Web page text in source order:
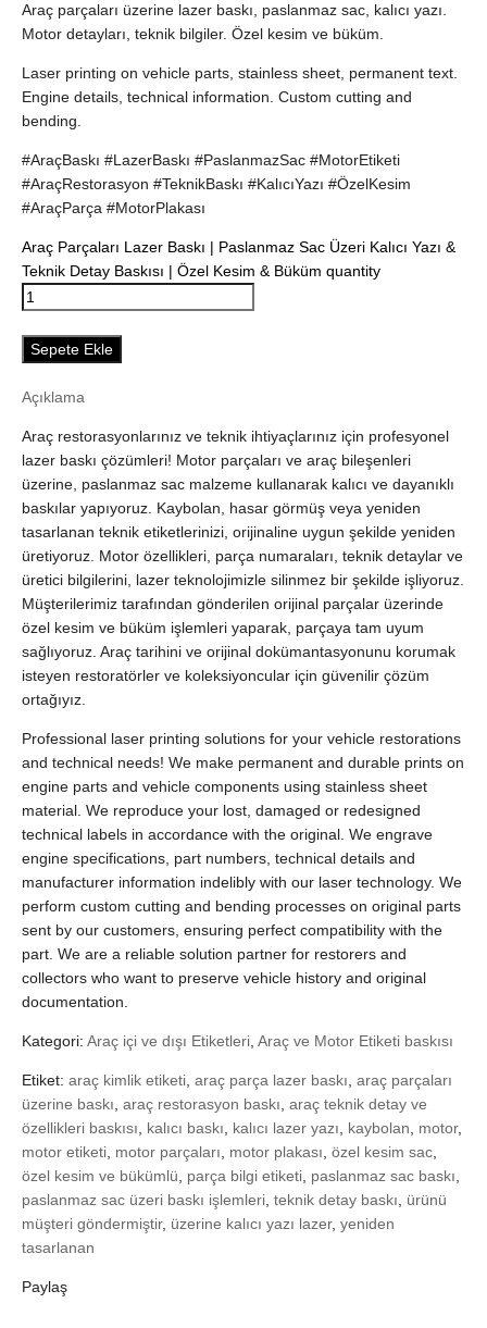
Araç parçaları üzerine lazer baskı, paslanmaz sac, kalıcı yazı.
Motor detayları, teknik bilgiler. Özel kesim ve büküm.
Laser printing on vehicle parts, stainless sheet, permanent text.
Engine details, technical information. Custom cutting and
bending.
#AraçBaskı #LazerBaskı #PaslanmazSac #MotorEtiketi
#AraçRestorasyon #TeknikBaskı #KalıcıYazı #ÖzelKesim
#AraçParça #MotorPlakası
Araç Parçaları Lazer Baskı | Paslanmaz Sac Üzeri Kalıcı Yazı &
Teknik Detay Baskısı | Özel Kesim & Büküm quantity
Sepete Ekle
Açıklama
Araç restorasyonlarınız ve teknik ihtiyaçlarınız için profesyonel
lazer baskı çözümleri! Motor parçaları ve araç bileşenleri
üzerine, paslanmaz sac malzeme kullanarak kalıcı ve dayanıklı
baskılar yapıyoruz. Kaybolan, hasar görmüş veya yeniden
tasarlanan teknik etiketlerinizi, orijinaline uygun şekilde yeniden
üretiyoruz. Motor özellikleri, parça numaraları, teknik detaylar ve
üretici bilgilerini, lazer teknolojimizle silinmez bir şekilde işliyoruz.
Müşterilerimiz tarafından gönderilen orijinal parçalar üzerinde
özel kesim ve büküm işlemleri yaparak, parçaya tam uyum
sağlıyoruz. Araç tarihini ve orijinal dokümantasyonunu korumak
isteyen restoratörler ve koleksiyoncular için güvenilir çözüm
ortağıyız.
Professional laser printing solutions for your vehicle restorations
and technical needs! We make permanent and durable prints on
engine parts and vehicle components using stainless sheet
material. We reproduce your lost, damaged or redesigned
technical labels in accordance with the original. We engrave
engine specifications, part numbers, technical details and
manufacturer information indelibly with our laser technology. We
perform custom cutting and bending processes on original parts
sent by our customers, ensuring perfect compatibility with the
part. We are a reliable solution partner for restorers and
collectors who want to preserve vehicle history and original
documentation.
Kategori: Araç içi ve dışı Etiketleri Araç ve Motor Etiketi baskısı
Etiket: araç kimlik etiketi araç parça lazer baskı araç parçaları
üzerine baskı araç restorasyon baskı araç teknik detay ve
özellikleri baskısı
kalıcı baskı kalıcı lazer yazı kaybolan motor,
motor etiketi motor parçaları motor plakası özel kesim sac
özel kesim ve bükümlü
parça bilgi etiketi paslanmaz sac baskı
paslanmaz sac üzeri baskı işlemleri teknik detay baskı
ürünü
müşteri göndermiştir, üzerine kalıcı yazı lazer, yeniden
tasarlanan
Paylaş